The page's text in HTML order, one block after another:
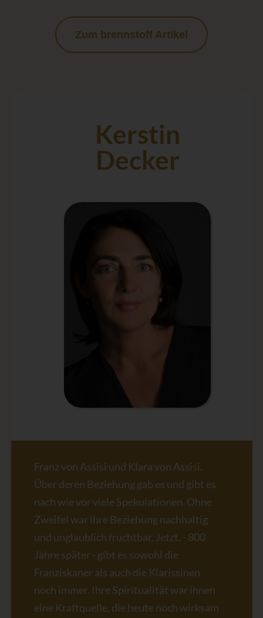
Zum brennstoff Artikel
Kerstin
Decker
Franz von Assisi und Klara von Assisi.
Über deren Beziehung gab es und gibt es
nach wie vor viele Spekulationen. Ohne
Zweifel war ihre Beziehung nachhaltig
und unglaublich fruchtbar. Jetzt, - 800
Jahre später - gibt es sowohl die
Franziskaner als auch die Klarissinen
noch immer. Ihre Spiritualität war ihnen
eine Kraftquelle, die heute noch wirksam